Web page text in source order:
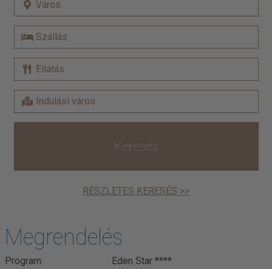
Keresés
RÉSZLETES KERESÉS >>
Megrendelés
Program:
Eden Star ****